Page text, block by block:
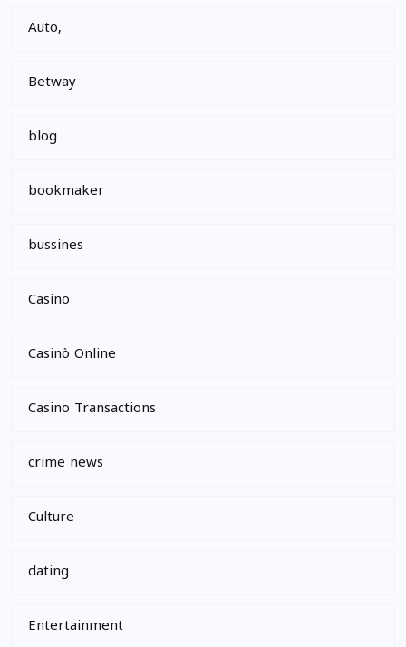
Auto,
Betway
blog
bookmaker
bussines
Casino
Casinò Online
Casino Transactions
crime news
Culture
dating
Entertainment